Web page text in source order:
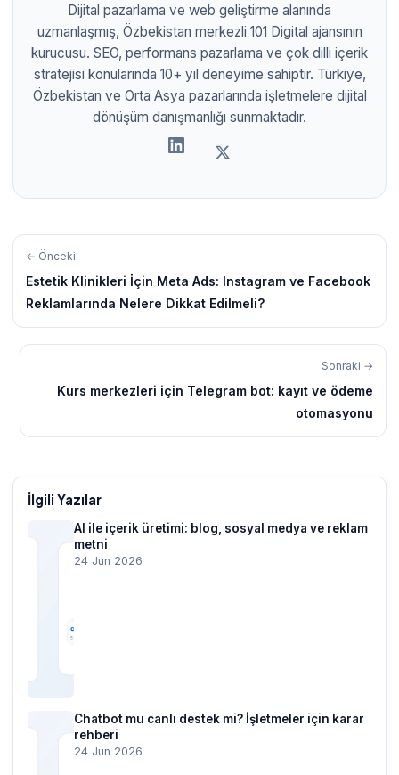
Dijital pazarlama ve web geliştirme alanında
uzmanlaşmış, Özbekistan merkezli 101 Digital ajansının
kurucusu. SEO, performans pazarlama ve çok dilli içerik
stratejisi konularında 10+ yıl deneyime sahiptir. Türkiye,
Özbekistan ve Orta Asya pazarlarında işletmelere dijital
dönüşüm danışmanlığı sunmaktadır.
← Önceki
Estetik Klinikleri İçin Meta Ads: Instagram ve Facebook
Reklamlarında Nelere Dikkat Edilmeli?
Sonraki →
Kurs merkezleri için Telegram bot: kayıt ve ödeme
otomasyonu
İlgili Yazılar
AI ile içerik üretimi: blog, sosyal medya ve reklam
metni
24 Jun 2026
Chatbot mu canlı destek mi? İşletmeler için karar
rehberi
24 Jun 2026